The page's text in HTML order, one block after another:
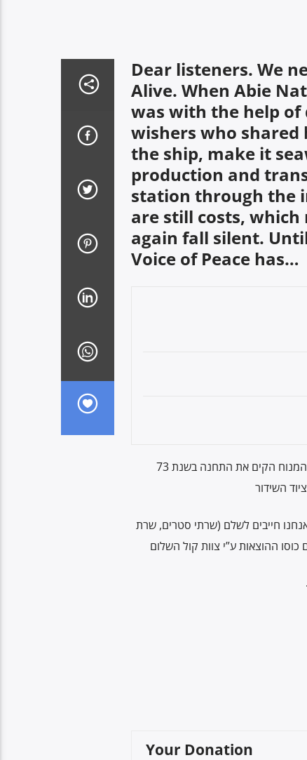
Dear listeners. We
Alive. When Abie
was with the help
wishers who shared
the ship, make it
production and
station through the
are still costs,
again fall silent.
Voice of Peace has…
מאזינים יקרים. אנחנו זקוקים לעזרתכם כדי להשאיר את קול השלום באוויר. אייבי נתן המנוח הקים את התחנה בשנת 73
חייבים לשלם (שרתי סטרים, שרת
Your Donation